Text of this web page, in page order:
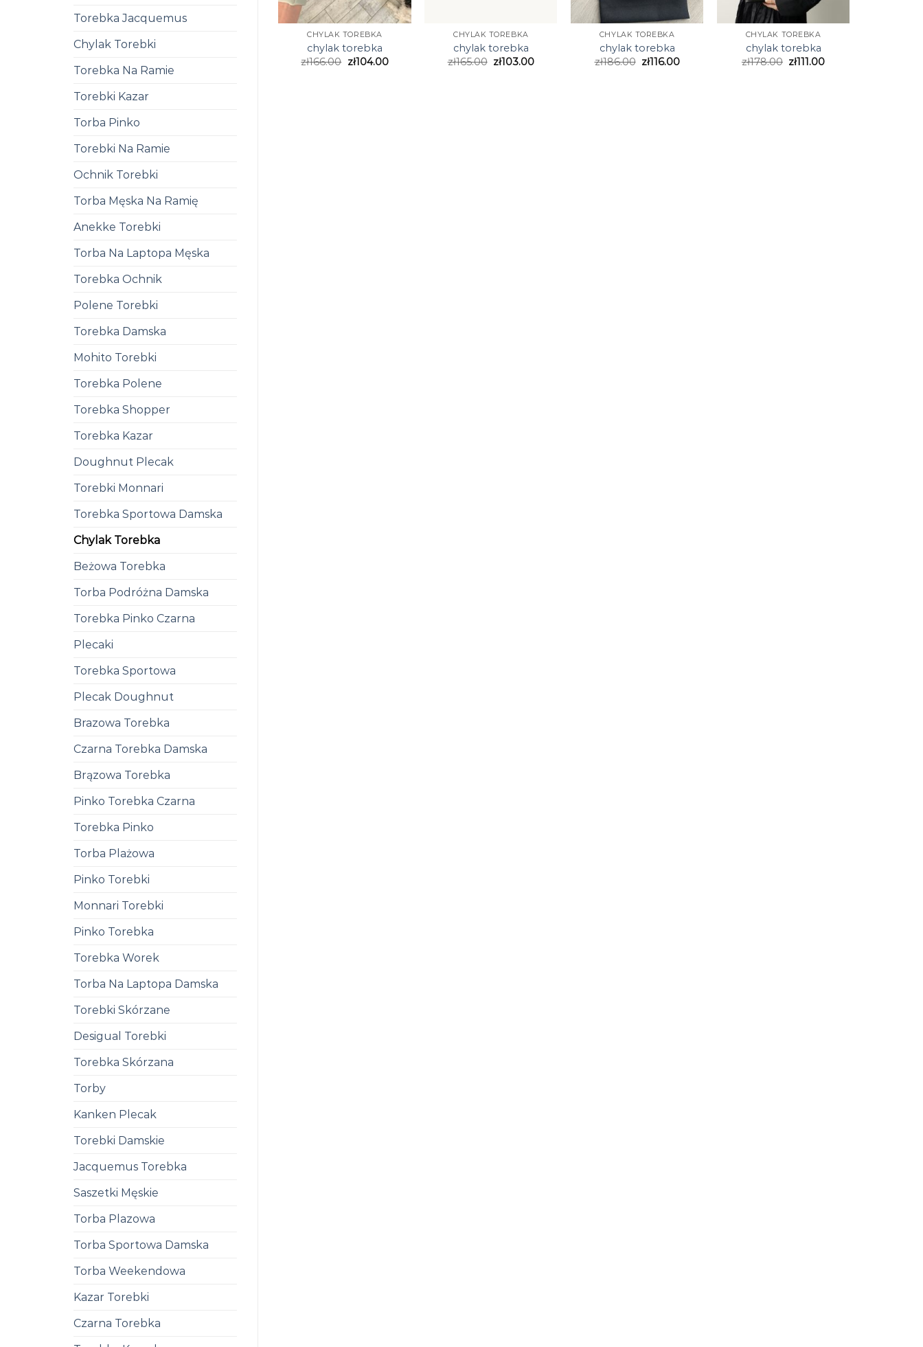
Torebka Jacquemus
Chylak Torebki
Torebka Na Ramie
Torebki Kazar
Torba Pinko
Torebki Na Ramie
Ochnik Torebki
Torba Męska Na Ramię
Anekke Torebki
Torba Na Laptopa Męska
Torebka Ochnik
Polene Torebki
Torebka Damska
Mohito Torebki
Torebka Polene
Torebka Shopper
Torebka Kazar
Doughnut Plecak
Torebki Monnari
Torebka Sportowa Damska
Chylak Torebka
Beżowa Torebka
Torba Podróżna Damska
Torebka Pinko Czarna
Plecaki
Torebka Sportowa
Plecak Doughnut
Brazowa Torebka
Czarna Torebka Damska
Brązowa Torebka
Pinko Torebka Czarna
Torebka Pinko
Torba Plażowa
Pinko Torebki
Monnari Torebki
Pinko Torebka
Torebka Worek
Torba Na Laptopa Damska
Torebki Skórzane
Desigual Torebki
Torebka Skórzana
Torby
Kanken Plecak
Torebki Damskie
Jacquemus Torebka
Saszetki Męskie
Torba Plazowa
Torba Sportowa Damska
Torba Weekendowa
Kazar Torebki
Czarna Torebka
CHYLAK TOREBKA
chylak torebka
zł166.00 zł104.00
CHYLAK TOREBKA
chylak torebka
zł165.00 zł103.00
CHYLAK TOREBKA
chylak torebka
zł186.00 zł116.00
CHYLAK TOREBKA
chylak torebka
zł178.00 zł111.00